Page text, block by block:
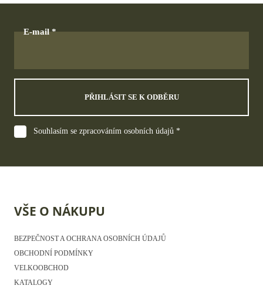
E-mail
PŘIHLÁSIT SE K ODBĚRU
Souhlasím se zpracováním osobních údajů *
VŠE O NÁKUPU
BEZPEČNOST A OCHRANA OSOBNÍCH ÚDAJŮ
OBCHODNÍ PODMÍNKY
VELKOOBCHOD
KATALOGY